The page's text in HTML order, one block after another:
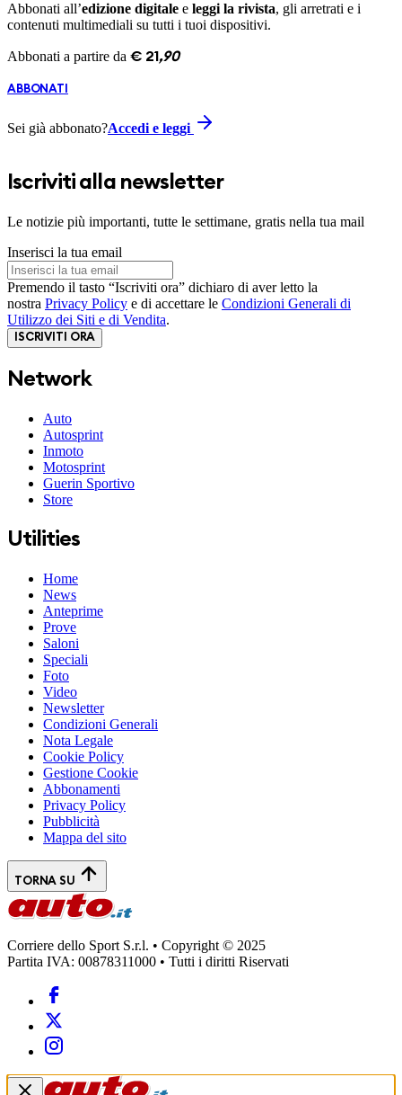
Abbonati all’edizione digitale e leggi la rivista, gli arretrati e i
contenuti multimediali su tutti i tuoi dispositivi.
Abbonati a partire da € 21 ,90
ABBONATI
Sei già abbonato?Accedi e leggi
Iscriviti alla newsletter
Le notizie più importanti, tutte le settimane, gratis nella tua mail
Inserisci la tua email
Premendo il tasto “Iscriviti ora” dichiaro di aver letto la
nostra Privacy Policy e di accettare le Condizioni Generali di
Utilizzo dei Siti e di Vendita.
ISCRIVITI ORA
Network
Auto
Autosprint
Inmoto
Motosprint
Guerin Sportivo
Store
Utilities
Home
News
Anteprime
Prove
Saloni
Speciali
Foto
Video
Newsletter
Condizioni Generali
Nota Legale
Cookie Policy
Gestione Cookie
Abbonamenti
Privacy Policy
Pubblicità
Mappa del sito
TORNA SU
Corriere dello Sport S.r.l. • Copyright © 2025
Partita IVA: 00878311000 • Tutti i diritti Riservati